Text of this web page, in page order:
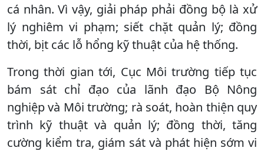
cá nhân. Vì vậy, giải pháp phải đồng bộ là xử
lý nghiêm vi phạm; siết chặt quản lý; đồng
thời, bịt các lỗ hổng kỹ thuật của hệ thống.
Trong thời gian tới, Cục Môi trường tiếp tục
bám sát chỉ đạo của lãnh đạo Bộ Nông
nghiệp và Môi trường; rà soát, hoàn thiện quy
trình kỹ thuật và quản lý; đồng thời, tăng
cường kiểm tra, giám sát và phát hiện sớm vi